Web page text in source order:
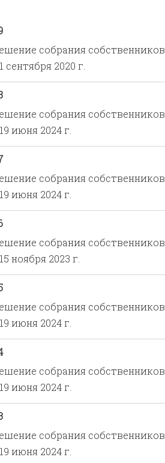
собрания собственников
1 сентября 2020 г.
собрания собственников
19 июня 2024 г.
собрания собственников
19 июня 2024 г.
собрания собственников
15 ноября 2023 г.
собрания собственников
19 июня 2024 г.
собрания собственников
19 июня 2024 г.
собрания собственников
19 июня 2024 г.